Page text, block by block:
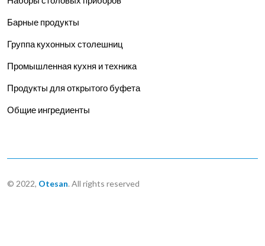
Барные продукты
Группа кухонных столешниц
Промышленная кухня и техника
Продукты для открытого буфета
Общие ингредиенты
© 2022, Otesan. All rights reserved